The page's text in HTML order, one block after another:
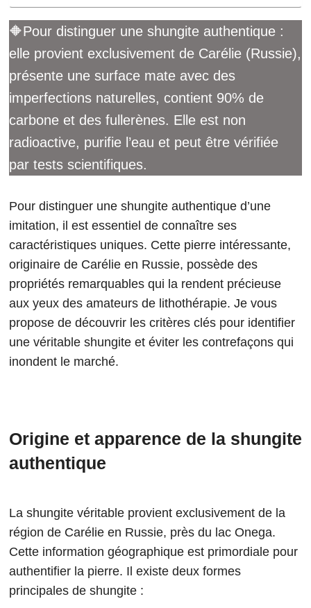
🔶Pour distinguer une shungite authentique :
elle provient exclusivement de Carélie (Russie),
présente une surface mate avec des
imperfections naturelles, contient 90% de
carbone et des fullerènes. Elle est non
radioactive, purifie l’eau et peut être vérifiée
par tests scientifiques.
Pour distinguer une shungite authentique d’une
imitation, il est essentiel de connaître ses
caractéristiques uniques. Cette pierre intéressante,
originaire de Carélie en Russie, possède des
propriétés remarquables qui la rendent précieuse
aux yeux des amateurs de lithothérapie. Je vous
propose de découvrir les critères clés pour identifier
une véritable shungite et éviter les contrefaçons qui
inondent le marché.
Origine et apparence de la shungite
authentique
La shungite véritable provient exclusivement de la
région de Carélie en Russie, près du lac Onega.
Cette information géographique est primordiale pour
authentifier la pierre. Il existe deux formes
principales de shungite :